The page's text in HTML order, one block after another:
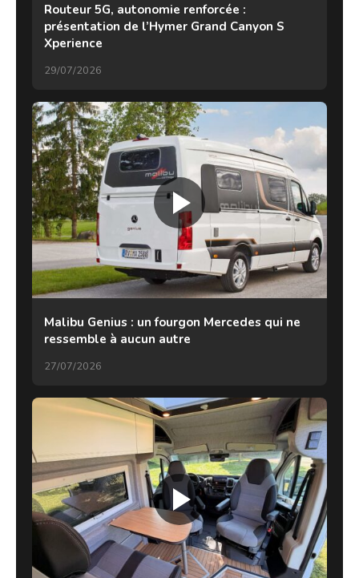
Routeur 5G, autonomie renforcée :
présentation de l’Hymer Grand Canyon S
Xperience
29/07/2026
Malibu Genius : un fourgon Mercedes qui ne
ressemble à aucun autre
27/07/2026